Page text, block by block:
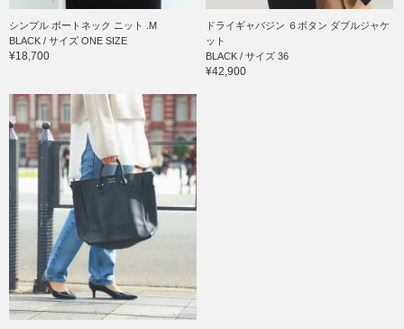
シンプル ボートネック ニット .M
BLACK / サイズ ONE SIZE
¥18,700
ドライギャバジン ６ボタン ダブルジャケ
ット
BLACK / サイズ 36
¥42,900